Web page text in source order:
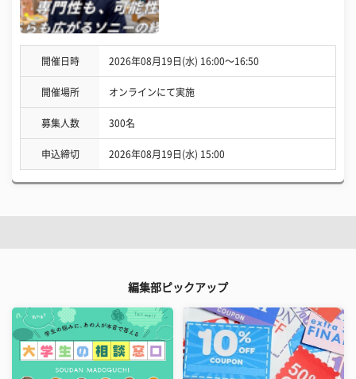
開催日時 2026年08月19日(水) 16:00〜16:50
開催場所 オンラインにて実施
募集人数 300名
申込締切 2026年08月19日(水) 15:00
編集部ピックアップ